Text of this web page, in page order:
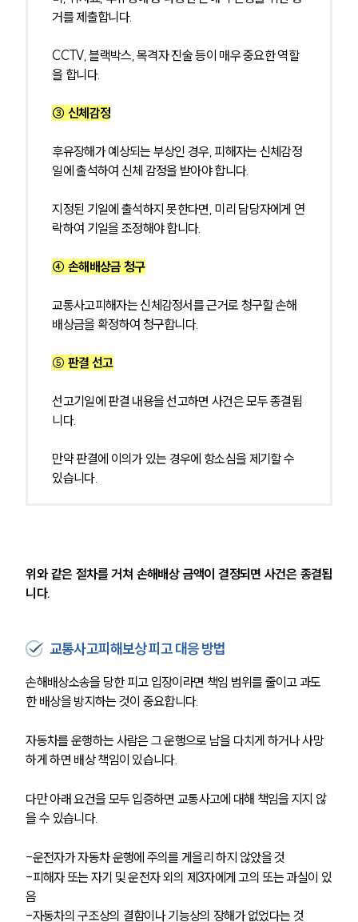
거를 제출합니다.
CCTV, 블랙박스, 목격자 진술 등이 매우 중요한 역할
을 합니다.
③ 신체감정
후유장해가 예상되는 부상인 경우, 피해자는 신체감정
일에 출석하여 신체 감정을 받아야 합니다.
지정된 기일에 출석하지 못한다면, 미리 담당자에게 연
락하여 기일을 조정해야 합니다.
④ 손해배상금 청구
교통사고피해자는 신체감정서를 근거로 청구할 손해
배상금을 확정하여 청구합니다.
⑤ 판결 선고
선고기일에 판결 내용을 선고하면 사건은 모두 종결됩
니다.
만약 판결에 이의가 있는 경우에 항소심을 제기할 수
있습니다.
위와 같은 절차를 거쳐 손해배상 금액이 결정되면 사건은 종결됩
니다.
교통사고피해보상 피고 대응 방법
손해배상소송을 당한 피고 입장이라면 책임 범위를 줄이고 과도
한 배상을 방지하는 것이 중요합니다.
자동차를 운행하는 사람은 그 운행으로 남을 다치게 하거나 사망
하게 하면 배상 책임이 있습니다.
다만 아래 요건을 모두 입증하면 교통사고에 대해 책임을 지지 않
을 수 있습니다.
-운전자가 자동차 운행에 주의를 게을리 하지 않았을 것
-피해자 또는 자기 및 운전자 외의 제3자에게 고의 또는 과실이 있
음
-자동차의 구조상의 결함이나 기능상의 장해가 없었다는 것